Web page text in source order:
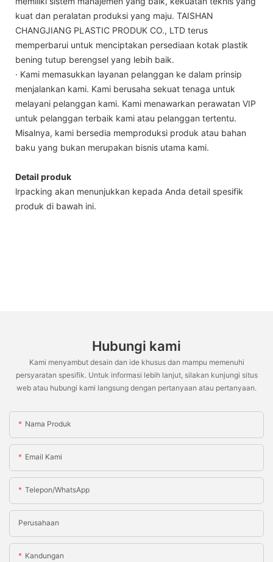
kuat dan peralatan produksi yang maju. TAISHAN
CHANGJIANG PLASTIC PRODUK CO., LTD terus
memperbarui untuk menciptakan persediaan kotak plastik
bening tutup berengsel yang lebih baik.
· Kami memasukkan layanan pelanggan ke dalam prinsip
menjalankan kami. Kami berusaha sekuat tenaga untuk
melayani pelanggan kami. Kami menawarkan perawatan VIP
untuk pelanggan terbaik kami atau pelanggan tertentu.
Misalnya, kami bersedia memproduksi produk atau bahan
baku yang bukan merupakan bisnis utama kami.
Detail produk
lrpacking akan menunjukkan kepada Anda detail spesifik
produk di bawah ini.
Hubungi kami
Kami menyambut desain dan ide khusus dan mampu memenuhi
persyaratan spesifik. Untuk informasi lebih lanjut, silakan kunjungi situs
web atau hubungi kami langsung dengan pertanyaan atau pertanyaan.
Nama Produk
Email Kami
Telepon/WhatsApp
Perusahaan
Kandungan